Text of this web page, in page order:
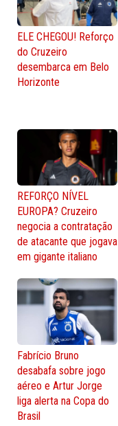
ELE CHEGOU! Reforço
do Cruzeiro
desembarca em Belo
Horizonte
REFORÇO NÍVEL
EUROPA? Cruzeiro
negocia a contratação
de atacante que jogava
em gigante italiano
Fabrício Bruno
desabafa sobre jogo
aéreo e Artur Jorge
liga alerta na Copa do
Brasil